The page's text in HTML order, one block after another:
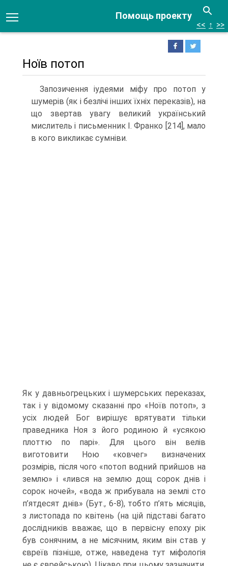
Помощь проекту
<< ↑ >>
Ноїв потоп
Запозичення іудеями міфу про потоп у
шумерів (як і безлічі інших їхніх пере­казів), на
що звертав увагу великий український
мислитель і письменник І. Фран­ко [214], мало
в кого викликає сумніви.
Як у давньогрецьких і шумерських пе­реказах,
так і у відомому сказанні про «Ноїв потоп», з
усіх людей Бог вирішує врятувати тільки
праведника Ноя з його родиною й «усякою
плоттю по парі». Для цього він велів
виготовити Ною «ковчег» визначених
розмірів, після чого «потоп водний прийшов на
землю» і «лився на землю дощ сорок днів і
сорок ночей», «вода ж прибувала на землі сто
п’ятдесят днів» (Бут., 6-8), тобто п’ять місяців,
з листо­пада по квітень (на цій підставі багато
дослідників вважає, що в первісну епоху рік
був сонячним, а не місячним, яким він став у
євреїв пізніше, отже, наведена тут міфологія